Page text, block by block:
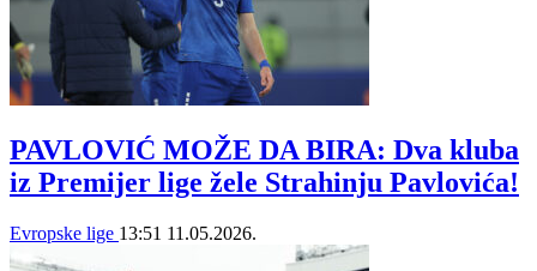
PAVLOVIĆ MOŽE DA BIRA: Dva kluba
iz Premijer lige žele Strahinju Pavlovića!
Evropske lige 13:51 11.05.2026.